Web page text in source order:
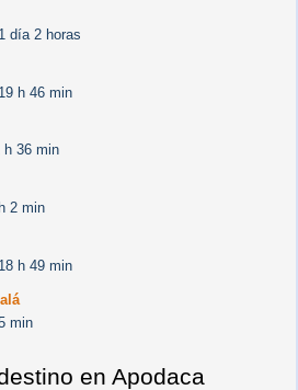
día 2 horas
h 46 min
h 36 min
2 min
h 49 min
min
en Apodaca